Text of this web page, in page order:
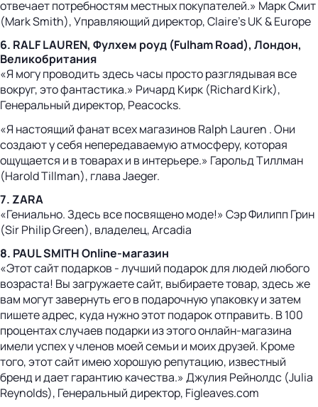
отвечает потребностям местных покупателей.» Марк Смит
(Mark Smith), Управляющий директор, Claire's UK & Europe
6. RALF LAUREN, Фулхем роуд (Fulham Road), Лондон,
Великобритания
«Я могу проводить здесь часы просто разглядывая все
вокруг, это фантастика.» Ричард Кирк (Richard Kirk),
Генеральный директор, Peacocks.
«Я настоящий фанат всех магазинов Ralph Lauren . Они
создают у себя непередаваемую атмосферу, которая
ощущается и в товарах и в интерьере.» Гарольд Тиллман
(Harold Tillman), глава Jaeger.
7. ZARA
«Гениально. Здесь все посвящено моде!» Сэр Филипп Грин
(Sir Philip Green), владелец, Arcadia
8. PAUL SMITH Online-магазин
«Этот сайт подарков - лучший подарок для людей любого
возраста! Вы загружаете сайт, выбираете товар, здесь же
вам могут завернуть его в подарочную упаковку и затем
пишете адрес, куда нужно этот подарок отправить. В 100
процентах случаев подарки из этого онлайн-магазина
имели успех у членов моей семьи и моих друзей. Кроме
того, этот сайт имею хорошую репутацию, известный
бренд и дает гарантию качества.» Джулия Рейнолдс (Julia
Reynolds), Генеральный директор, Figleaves.com